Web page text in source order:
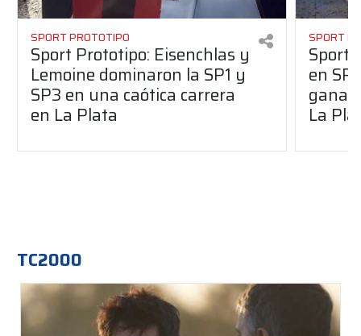
SPORT PROTOTIPO
Sport Prototipo: Eisenchlas y
Lemoine dominaron la SP1 y
SP3 en una caótica carrera
en La Plata
SPORT
Sport
en
La
TC2000